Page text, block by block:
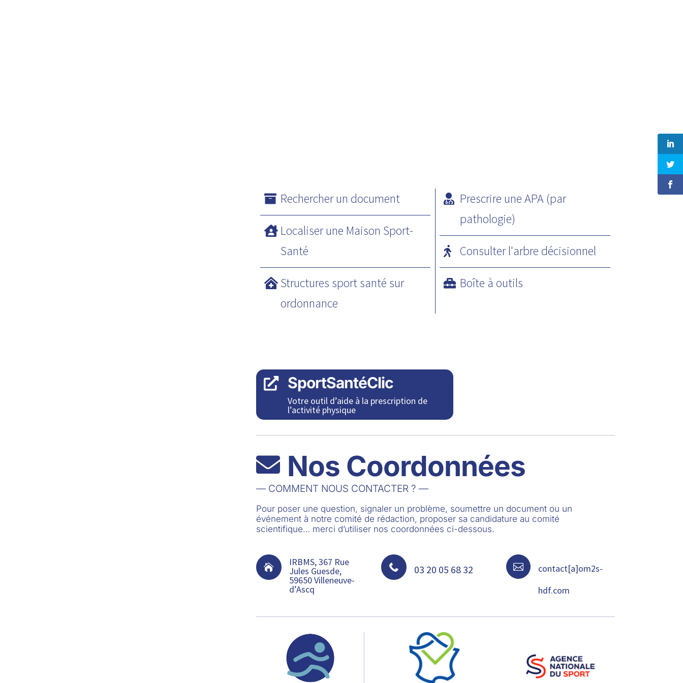
Rechercher un document
Localiser une Maison Sport-
Santé
Structures sport santé sur
ordonnance
Prescrire une APA (par
pathologie)
Consulter l'arbre décisionnel
Boîte à outils
 SportSantéClic
Votre outil d’aide à la prescription de
l’activité physique
 Nos Coordonnées
— COMMENT NOUS CONTACTER ? —
Pour poser une question, signaler un problème, soumettre un document ou un
événement à notre comité de rédaction, proposer sa candidature au comité
scientifique… merci d’utiliser nos coordonnées ci-dessous.
 IRBMS, 367 Rue
Jules Guesde,
59650 Villeneuve-
d’Ascq
 03 20 05 68 32 
contact[a]om2s-
hdf.com